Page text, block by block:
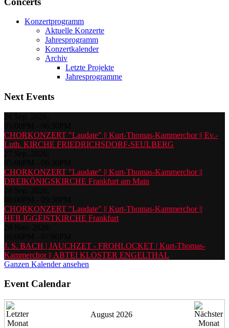
Konzertprogramm
Aktuelle Konzerte
Jahresprogramm
Konzertkalender
Archiv
Letzte Projekte
Jahresprogramme
Next Events
CHORKONZERT "Laudate" || Kurt-Thomas-Kammerchor || Ev.-
Luth. KIRCHE FRIEDRICHSDORF-SEULBERG
CHORKONZERT "Laudate" || Kurt-Thomas-Kammerchor ||
DREIKÖNIGSKIRCHE Frankfurt am Main
CHORKONZERT "Laudate" || Kurt-Thomas-Kammerchor ||
HEILIGGEISTKIRCHE Frankfurt
J. S. BACH | JAUCHZET - FROHLOCKET | Kurt-Thomas-
Kammerchor || ABTEI KLOSTER ENGELTHAL
Ganzen Kalender ansehen
Event Calendar
August 2026